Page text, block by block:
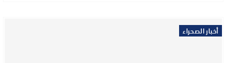
أخبار الصحراء